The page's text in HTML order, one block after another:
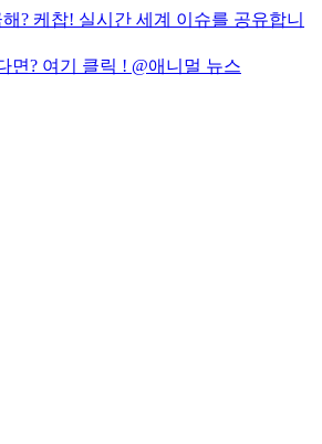
? 케찹! 실시간 세계 이슈를 공유합니
면? 여기 클릭 ! @애니멀 뉴스